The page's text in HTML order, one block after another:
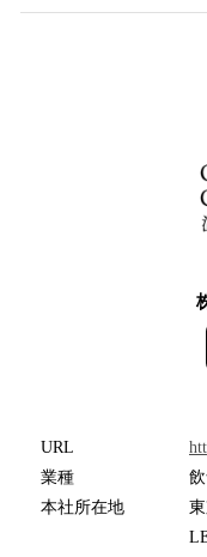
URL
業種
本社所在地